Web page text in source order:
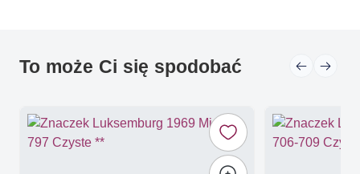
To może Ci się spodobać